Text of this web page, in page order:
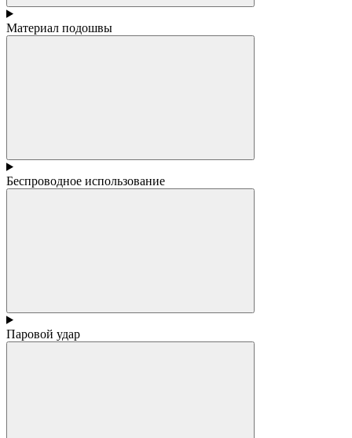
Материал подошвы
Беспроводное использование
Паровой удар